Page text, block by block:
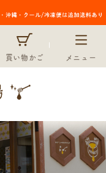
買い物かご メニュー